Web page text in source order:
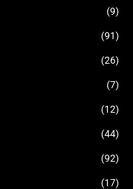
(9)
(91)
(26)
(7)
(12)
(44)
(92)
(17)